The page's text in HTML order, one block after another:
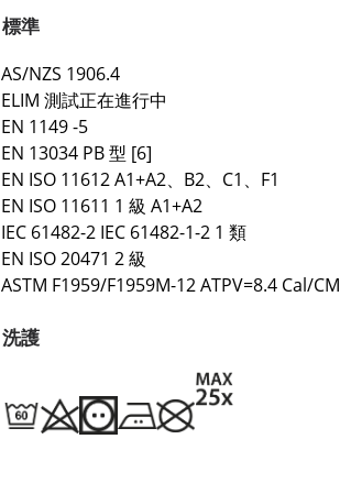
標準
AS/NZS 1906.4
ELIM 測試正在進行中
EN 1149 -5
EN 13034 PB 型 [6]
EN ISO 11612 A1+A2、B2、C1、F1
EN ISO 11611 1 級 A1+A2
IEC 61482-2 IEC 61482-1-2 1 類
EN ISO 20471 2 級
ASTM F1959/F1959M-12 ATPV=8.4 Cal/CM
洗護